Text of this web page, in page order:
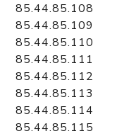
85.44.85.108
85.44.85.109
85.44.85.110
85.44.85.111
85.44.85.112
85.44.85.113
85.44.85.114
85.44.85.115